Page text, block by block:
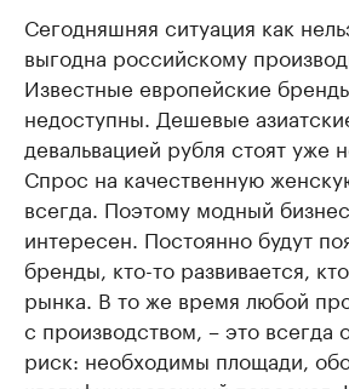
Сегодняшняя ситуация как
выгодна российскому
Известные европейские
недоступны. Дешевые
девальвацией рубля стоят уже
Спрос на качественную
всегда. Поэтому модный
интересен. Постоянно будут
бренды, кто-то развивается,
рынка. В то же время любой
с производством, – это всегда
риск: необходимы площади,